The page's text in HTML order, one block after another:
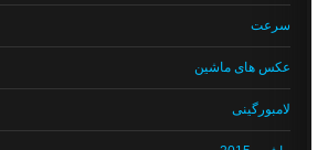
سرعت
عکس های ماشین
لامبورگینی